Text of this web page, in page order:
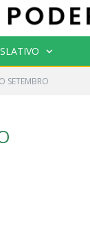
SETEMBRO